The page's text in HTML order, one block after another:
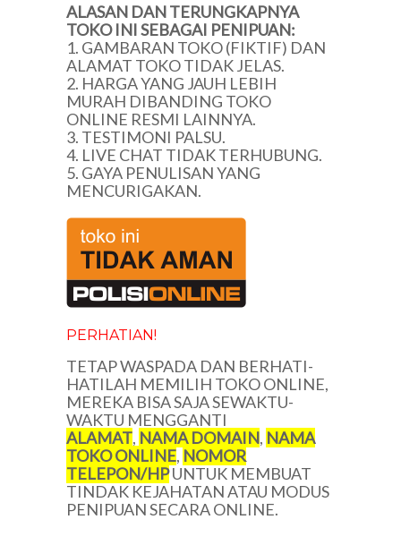
ALASAN DAN TERUNGKAPNYA
TOKO INI SEBAGAI PENIPUAN:
1. GAMBARAN TOKO (FIKTIF) DAN
ALAMAT TOKO TIDAK JELAS.
2. HARGA YANG JAUH LEBIH
MURAH DIBANDING TOKO
ONLINE RESMI LAINNYA.
3. TESTIMONI PALSU.
4. LIVE CHAT TIDAK TERHUBUNG.
5. GAYA PENULISAN YANG
MENCURIGAKAN.
PERHATIAN!
TETAP WASPADA DAN BERHATI-
HATILAH MEMILIH TOKO ONLINE,
MEREKA BISA SAJA SEWAKTU-
WAKTU MENGGANTI
ALAMAT, NAMA DOMAIN, NAMA
TOKO ONLINE, NOMOR
TELEPON/HPUNTUK MEMBUAT
TINDAK KEJAHATAN ATAU MODUS
PENIPUAN SECARA ONLINE.